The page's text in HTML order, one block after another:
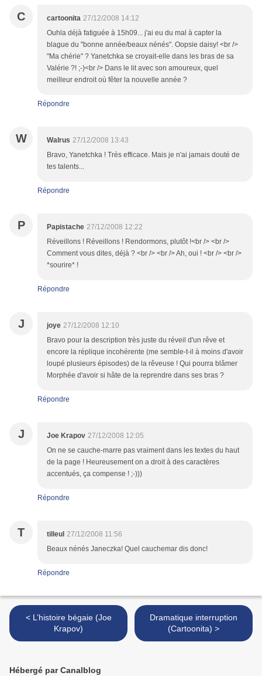
C cartoonita 27/12/2008 14:12
Ouhla déjà fatiguée à 15h09... j'ai eu du mal à capter la
blague du "bonne année/beaux nénés". Oopsie daisy! <br />
"Ma chérie" ? Yanetchka se croyait-elle dans les bras de sa
Valérie ?! ;-)<br /> Dans le lit avec son amoureux, quel
meilleur endroit où fêter la nouvelle année ?
Répondre
W Walrus 27/12/2008 13:43
Bravo, Yanetchka ! Très efficace. Mais je n'ai jamais douté de
tes talents...
Répondre
P Papistache 27/12/2008 12:22
Réveillons ! Réveillons ! Rendormons, plutôt !<br /> <br />
Comment vous dites, déjà ? <br /> <br /> Ah, oui ! <br /> <br />
*sourire* !
Répondre
J joye 27/12/2008 12:10
Bravo pour la description très juste du réveil d'un rêve et
encore la réplique incohérente (me semble-t-il à moins d'avoir
loupé plusieurs épisodes) de la rêveuse ! Qui pourra blâmer
Morphée d'avoir si hâte de la reprendre dans ses bras ?
Répondre
J Joe Krapov 27/12/2008 12:05
On ne se cauche-marre pas vraiment dans les textes du haut
de la page ! Heureusement on a droit à des caractères
accentués, ça compense ! ;-)))
Répondre
T tilleul 27/12/2008 11:56
Beaux nénés Janeczka! Quel cauchemar dis donc!
Répondre
< L’histoire bégaie (Joe
Krapov)
Dramatique interruption
(Cartoonita) >
Hébergé par Canalblog